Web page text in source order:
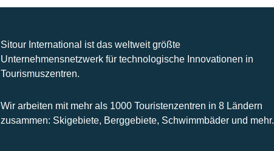
Sitour International ist das weltweit größte
Unternehmensnetzwerk für technologische Innovationen in
Tourismuszentren.
Wir arbeiten mit mehr als 1000 Touristenzentren in 8 Ländern
zusammen: Skigebiete, Berggebiete, Schwimmbäder und mehr.